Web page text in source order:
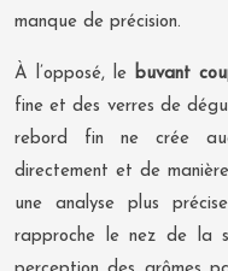
manque de précision.
À l’opposé, le buvant
fine et des verres de
rebord fin ne crée
directement et de
une analyse plus
rapproche le nez de la